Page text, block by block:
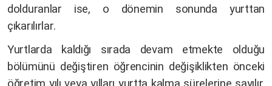
dolduranlar ise, o dönemin sonunda yurttan
çıkarılırlar.
Yurtlarda kaldığı sırada devam etmekte olduğu
bölümünü değiştiren öğrencinin değişiklikten önceki